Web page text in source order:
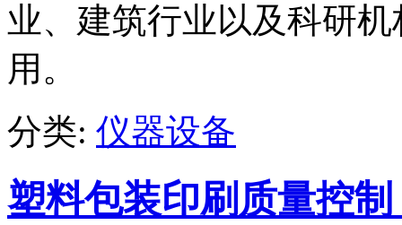
业、建筑行业以及科研
用。
分类: 仪器设备
塑料包装印刷质量控